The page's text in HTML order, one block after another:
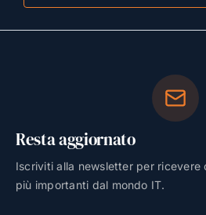
Resta aggiornato
Iscriviti alla newsletter per ricevere
più importanti dal mondo IT.